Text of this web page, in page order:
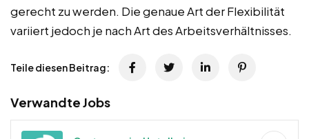
gerecht zu werden. Die genaue Art der Flexibilität
variiert jedoch je nach Art des Arbeitsverhältnisses.
Teile diesen Beitrag:
Verwandte Jobs